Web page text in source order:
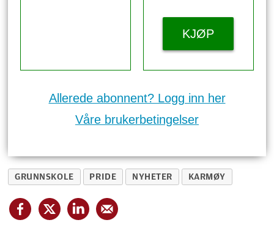
KJØP
Allerede abonnent? Logg inn her
Våre brukerbetingelser
GRUNNSKOLE PRIDE NYHETER KARMØY